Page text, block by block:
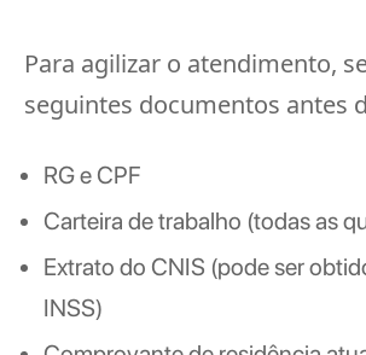
Para agilizar o atendimento,
seguintes documentos antes
RG e CPF
Carteira de trabalho (todas as
Extrato do CNIS (pode ser
INSS)